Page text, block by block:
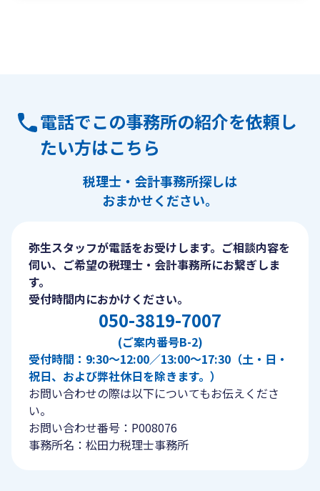
電話でこの事務所の紹介を依頼し
たい方はこちら
税理士・会計事務所探しは
おまかせください。
弥生スタッフが電話をお受けします。ご相談内容を
伺い、ご希望の税理士・会計事務所にお繋ぎしま
す。
受付時間内におかけください。
050-3819-7007
(ご案内番号B-2)
受付時間：9:30〜12:00／13:00〜17:30（土・日・
祝日、および弊社休日を除きます。）
お問い合わせの際は以下についてもお伝えくださ
い。
お問い合わせ番号：P008076
事務所名：松田力税理士事務所